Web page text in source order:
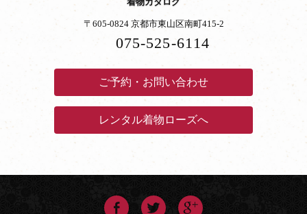
〒605-0824 京都市東山区南町415-2
075-525-6114
ご予約・お問い合わせ
レンタル着物ローズへ